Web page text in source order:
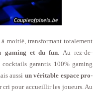
moitié, transformant totalement
gaming et du fun . Au rez-de-
garantis 100% gaming
aussi un véritable espace pro-
cri pour accueillir les joueurs. Au